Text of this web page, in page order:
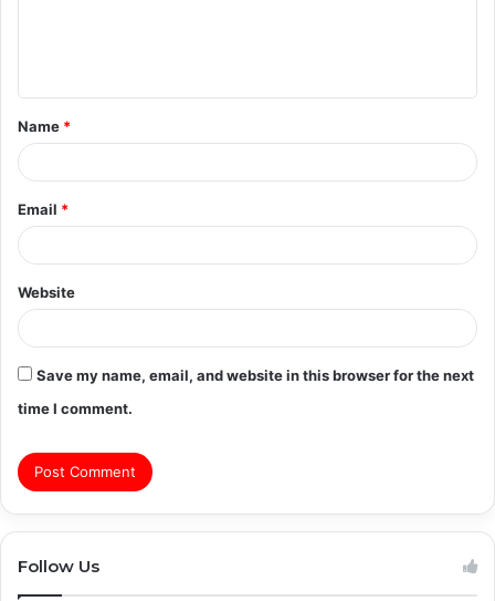
t
*
Name *
Email *
Website
Save my name, email, and website in this browser for the next
time I comment.
Follow Us